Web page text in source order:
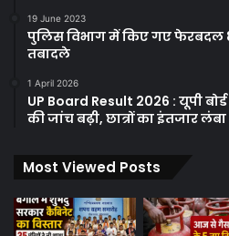
19 June 2023
पुलिस विभाग में किए गए
तबादले
1 April 2026
UP Board Result 2026 : यूपी
की जांच बढ़ी, छात्रों का इंतजार लंबा
Most Viewed Posts